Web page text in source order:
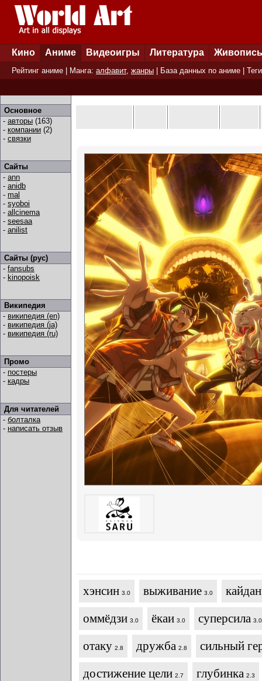
Кино Аниме Видеоигры Литература Живопись
Рейтинг аниме | Манга: алфавит, жанры База данных по аниме Теги
Основное
- авторы (163)
- компании (2)
- связки
Сайты
- ann
- anidb
- mal
- syoboi
- allcinema
- seesaa
- anilist
Сайты (рус)
- fansubs
- kinopoisk
Википедия
- википедия (en)
- википедия (ja)
- википедия (ru)
Промо
- постеры
- кадры
Для читателей
- болталка
- написать отзыв
хэнсин 3.0 выживание 3.0
оммёдзи 3.0 ёкаи 3.0 суперсила 3.0
отаку 2.8 дружба 2.8
сильный
достижение цели 2.7 глубинка 2.3